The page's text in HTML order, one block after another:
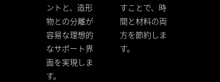
ントと、造形
物との分離が
容易な理想的
なサポート界
面を実現しま
す。
すことで、時
間と材料の両
方を節約しま
す。